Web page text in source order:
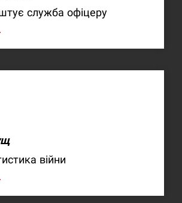
служба офіцеру
війни